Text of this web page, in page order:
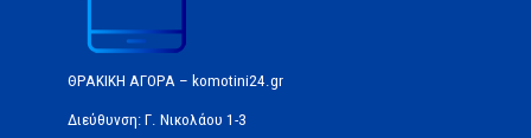
ΘΡΑΚΙΚΗ ΑΓΟΡΑ – komotini24.gr
Διεύθυνση: Γ. Νικολάου 1-3